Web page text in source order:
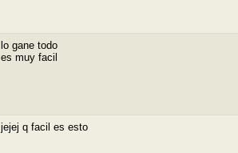
lo gane todo
es muy facil
jejej q facil es esto